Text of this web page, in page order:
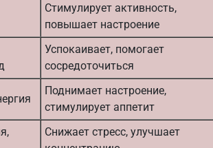
Стимулирует активность,
повышает настроение
Успокаивает, помогает
сосредоточиться
Поднимает настроение,
стимулирует аппетит
Снижает стресс, улучшает